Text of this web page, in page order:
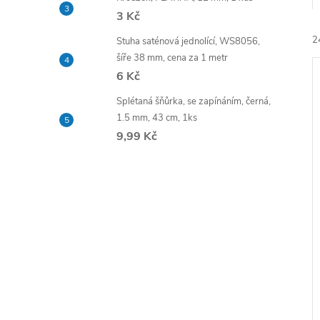
e
l
3 Kč
Stuha saténová jednolící, WS8056,
šíře 38 mm, cena za 1 metr
6 Kč
Splétaná šňůrka, se zapínáním, černá,
1.5 mm, 43 cm, 1ks
9,99 Kč
a